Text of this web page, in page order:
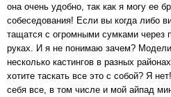
она очень удобно, так как я могу ее
собеседования! Если вы когда либо
тащатся с огромными сумками через
руках. И я не понимаю зачем?
несколько кастингов в разных
хотите таскать все это с собой? Я
себя все, в том числе и мой айпад